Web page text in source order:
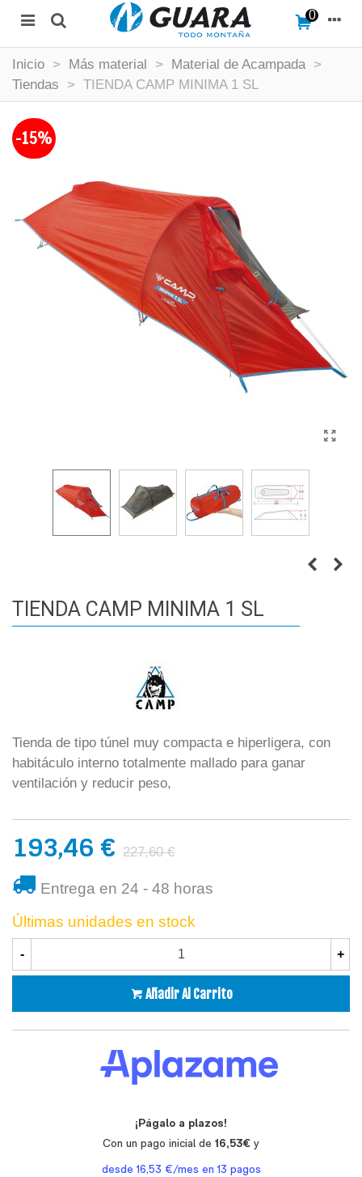
0
Inicio > Más material > Material de Acampada >
Tiendas
> TIENDA CAMP MINIMA 1 SL
-15%
TIENDA CAMP MINIMA 1 SL
Tienda de tipo túnel muy compacta e hiperligera, con
habitáculo interno totalmente mallado para ganar
ventilación y reducir peso,
193,46 € 227,60 €
Entrega en 24 - 48 horas
Últimas unidades en stock
- +
Añadir Al Carrito